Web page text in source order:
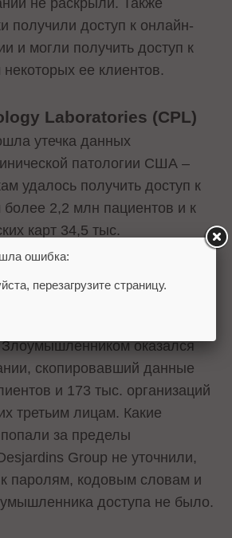
не раскрыли. Также
получили доступ к онлайн-
и могли получить доступ к
ее клиентов.
Laboratories (CPL)
утечка данных
патологии США –
удалось получить доступ к
2,2 млн пациентов и к
карт 34,5 тыс.
Злоумышленником оказался
скопировавший данные
и 173 тыс. организаций
третьим лицам. Какие
за пределы
Group не уточнили,
паролям, кодовым словам и
доступа не было.
ошибка:
перезагрузите страницу.